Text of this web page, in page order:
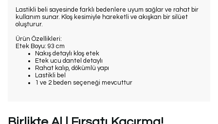
Lastikli beli sayesinde farklı bedenlere uyum sağlar ve rahat bir
kullanım sunar. Kloş kesimiyle hareketli ve akışkan bir silüet
oluşturur.
Ürün Özellikleri:
Etek Boyu: 93 cm
Nakış detaylı kloş etek
Etek ucu dantel detaylı
Rahat kalıp, dökümlü yapı
Lastikli bel
1 ve 2 beden seçeneği mevcuttur